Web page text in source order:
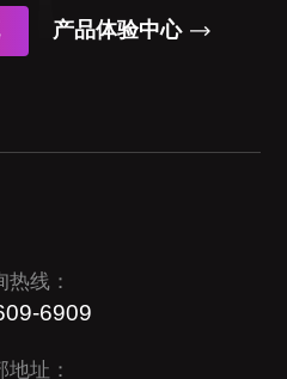
产品体验中心
热线：
6909
地址：